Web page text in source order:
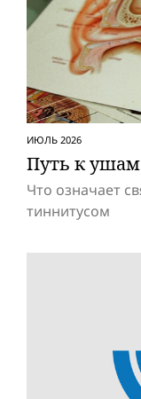
ИЮЛЬ 2026
Путь к
Что означает
тиннитусом